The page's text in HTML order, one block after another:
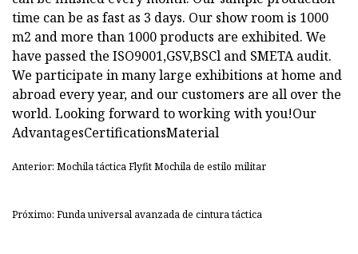
time can be as fast as 3 days. Our show room is 1000
m2 and more than 1000 products are exhibited. We
have passed the ISO9001,GSV,BSCl and SMETA audit.
We participate in many large exhibitions at home and
abroad every year, and our customers are all over the
world. Looking forward to working with you!Our
AdvantagesCertificationsMaterial
Anterior: Mochila táctica Flyfit Mochila de estilo militar
Próximo: Funda universal avanzada de cintura táctica